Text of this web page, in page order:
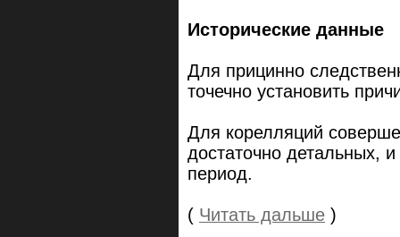
Исторические данные
Для прицинно
точечно установить
Для корелляций
достаточно детальных,
период.
( Читать дальше )